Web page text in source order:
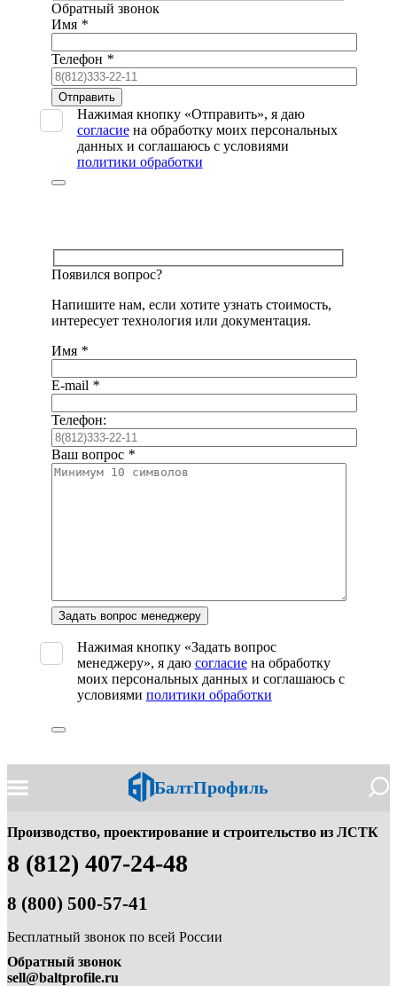
Обратный звонок
Имя *
Телефон *
Оставьте
это
поле
пустым.
Нажимая кнопку «Отправить», я даю
согласиена обработку моих персональных
данных и соглашаюсь с условиями
политики обработки
Появился вопрос?
Напишите нам, если хотите узнать стоимость,
интересует технология или документация.
Имя *
E-mail *
Телефон:
Ваш вопрос *
Оставьте
это
поле
пустым.
Нажимая кнопку «Задать вопрос
менеджеру», я даю согласиена обработку
моих персональных данных и соглашаюсь с
условиями политики обработки
БалтПрофиль
Производство, проектирование и строительство из ЛСТК
8 (812) 407-24-48
8 (800) 500-57-41
Бесплатный звонок по всей России
Обратный звонок
sell@baltprofile.ru